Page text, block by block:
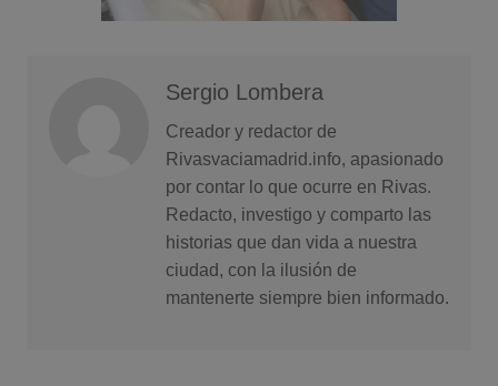
Sergio Lombera
Creador y redactor de
Rivasvaciamadrid.info, apasionado
por contar lo que ocurre en Rivas.
Redacto, investigo y comparto las
historias que dan vida a nuestra
ciudad, con la ilusión de
mantenerte siempre bien informado.